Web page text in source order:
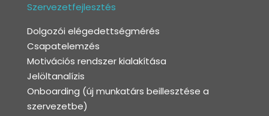
Szervezetfejlesztés
Dolgozói elégedettségmérés
Csapatelemzés
Motivációs rendszer kialakítása
Jelöltanalízis
Onboarding (új munkatárs beillesztése a
szervezetbe)